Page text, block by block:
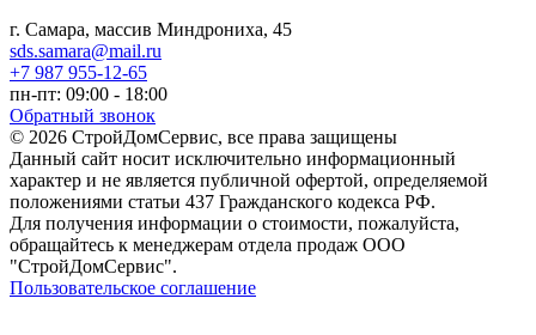
г. Самара, массив Миндрониха, 45
sds.samara@mail.ru
+7 987 955-12-65
пн-пт: 09:00 - 18:00
Обратный звонок
© 2026 СтройДомСервис, все права защищены
Данный сайт носит исключительно информационный
характер и не является публичной офертой, определяемой
положениями статьи 437 Гражданского кодекса РФ.
Для получения информации о стоимости, пожалуйста,
обращайтесь к менеджерам отдела продаж ООО
"СтройДомСервис".
Пользовательское соглашение